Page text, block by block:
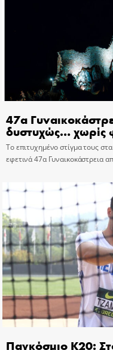
47α
δυστυχώς… χωρίς
Το επιτυχημένο στίγμα τους
εφετινά 47α Γυναικοκάστρεια
Παγκόσμιο Κ20: